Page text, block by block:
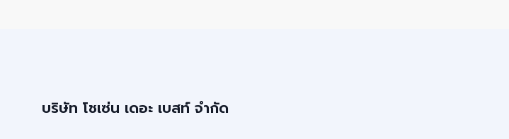
บริษัท โชเซ่น เดอะ เบสท์ จำกัด